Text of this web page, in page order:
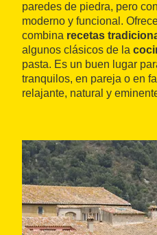
paredes de piedra, pero
moderno y funcional.
combina recetas
algunos clásicos de la
pasta. Es un buen lugar
tranquilos, en pareja o en
relajante, natural y